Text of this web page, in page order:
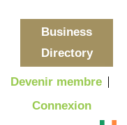
Business
Directory
Devenir membre
Connexion